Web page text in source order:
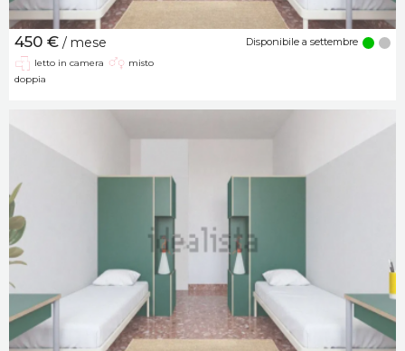
450 € / mese Disponibile a settembre
letto in camera
doppia
misto